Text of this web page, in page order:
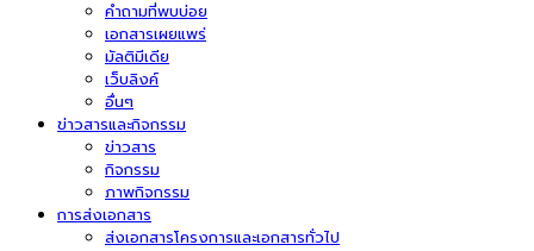
คำถามที่พบบ่อย
เอกสารเผยแพร่
มัลติมีเดีย
เว็บลิงค์
อื่นๆ
ข่าวสารและกิจกรรม
ข่าวสาร
กิจกรรม
ภาพกิจกรรม
การส่งเอกสาร
ส่งเอกสารโครงการและเอกสารทั่วไป